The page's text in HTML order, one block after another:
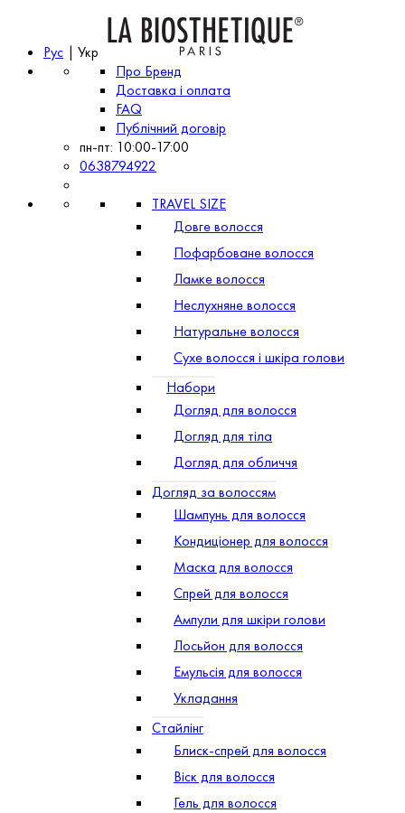
Рус | Укр
Про Бренд
Доставка і оплата
FAQ
Публічний договір
пн-пт: 10:00-17:00
0638794922
TRAVEL SIZE
Довге волосся
Пофарбоване волосся
Ламке волосся
Неслухняне волосся
Натуральне волосся
Сухе волосся і шкіра голови
Набори
Догляд для волосся
Догляд для тіла
Догляд для обличчя
Догляд за волоссям
Шампунь для волосся
Кондиціонер для волосся
Маска для волосся
Спрей для волосся
Ампули для шкіри голови
Лосьйон для волосся
Емульсія для волосся
Укладання
Стайлінг
Блиск-спрей для волосся
Віск для волосся
Гель для волосся